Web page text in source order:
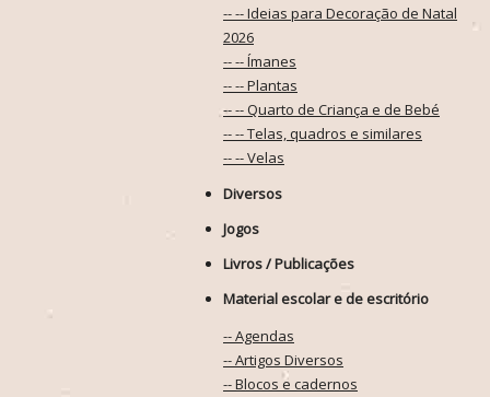
-- -- Ideias para Decoração de Natal
2026
-- -- Ímanes
-- -- Plantas
-- -- Quarto de Criança e de Bebé
-- -- Telas, quadros e similares
-- -- Velas
Diversos
Jogos
Livros / Publicações
Material escolar e de escritório
-- Agendas
-- Artigos Diversos
-- Blocos e cadernos